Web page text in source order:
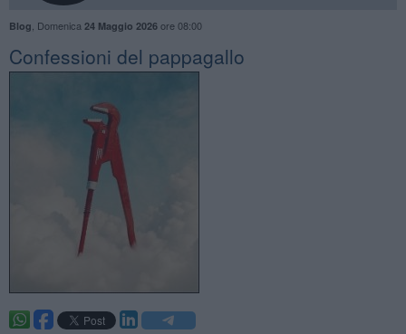
Blog Domenica 24 Maggio 2026ore 08:00
Confessioni del pappagallo